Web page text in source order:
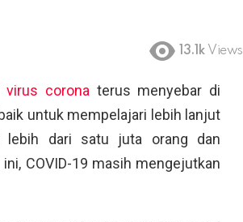
13.1k Views
virus corona terus menyebar di
untuk mempelajari lebih lanjut
lebih dari satu juta orang dan
COVID-19 masih mengejutkan